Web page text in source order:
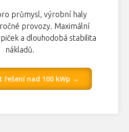
průmysl, výrobní haly
provozy. Maximální
a dlouhodobá stabilita
nákladů.
řešení nad 100 kWp →